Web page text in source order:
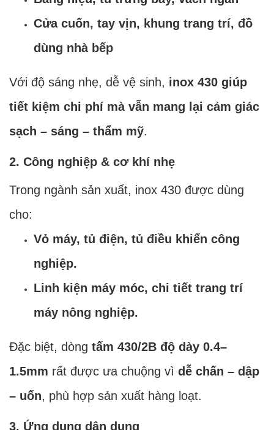
Cửa cuốn, tay vịn, khung trang trí, đồ
dùng nhà bếp
Với độ sáng nhẹ, dễ vệ sinh, inox 430 giúp
tiết kiệm chi phí mà vẫn mang lại cảm giác
sạch – sáng – thẩm mỹ.
2. Công nghiệp & cơ khí nhẹ
Trong ngành sản xuất, inox 430 được dùng
cho:
Vỏ máy, tủ điện, tủ điều khiển công
nghiệp.
Linh kiện máy móc, chi tiết trang trí
máy nông nghiệp.
Đặc biệt, dòng tấm 430/2B độ dày 0.4–
1.5mm rất được ưa chuộng vì dễ chấn – dập
– uốn, phù hợp sản xuất hàng loạt.
3. Ứng dụng dân dụng